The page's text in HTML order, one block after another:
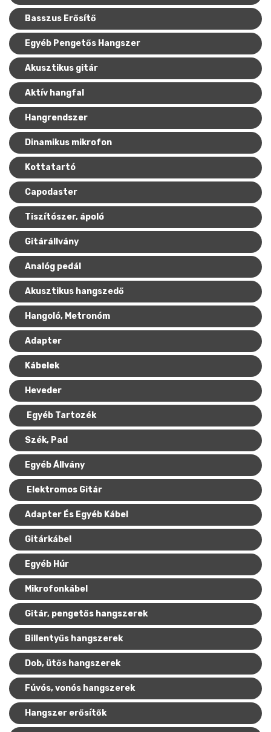
Mikrofonkábel
Heveder
Kábelek
Pedál
Slide gyűrű
Egyéb tartozék
Egyéb állvány
Basszus Erősítő
Egyéb Pengetős Hangszer
Akusztikus gitár
Aktív hangfal
Hangrendszer
Dinamikus mikrofon
Kottatartó
Capodaster
Tiszítószer, ápoló
Gitárállvány
Analóg pedál
Akusztikus hangszedő
Hangoló, Metronóm
Adapter
Kábelek
Heveder
Egyéb Tartozék
Szék, Pad
Egyéb Állvány
Elektromos Gitár
Adapter És Egyéb Kábel
Gitárkábel
Egyéb Húr
Mikrofonkábel
Gitár, pengetős hangszerek
Billentyűs hangszerek
Dob, ütős hangszerek
Fúvós, vonós hangszerek
Hangszer erősítők